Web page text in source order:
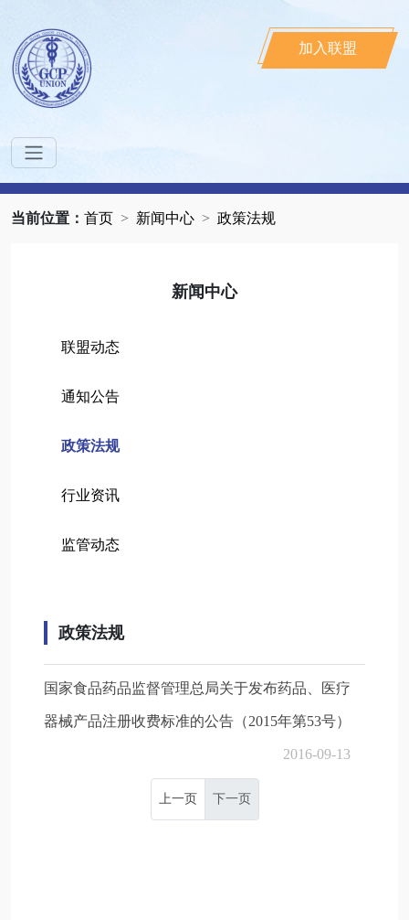
加入联盟
当前位置： 首页 新闻中心 政策法规
新闻中心
联盟动态
通知公告
政策法规
行业资讯
监管动态
政策法规
国家食品药品监督管理总局关于发布药品、医疗
器械产品注册收费标准的公告（2015年第53号）
2016-09-13
上一页 下一页